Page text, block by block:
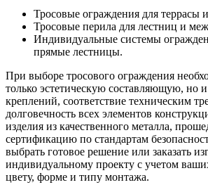
Тросовые ограждения для террасы
Тросовые перила для лестниц и
Индивидуальные системы
прямые лестницы.
При выборе тросового ограждения
только эстетическую составляющую, но
креплений, соответствие техническим
долговечность всех элементов
изделия из качественного металла,
сертификацию по стандартам
выбрать готовое решение или заказать
индивидуальному проекту с учетом
цвету, форме и типу монтажа.